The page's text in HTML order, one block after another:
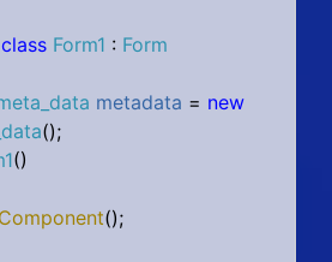
Form1 : Form
metadata = new
();
()
();